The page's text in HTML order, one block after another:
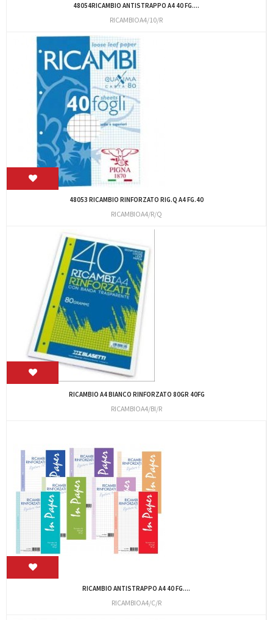
48054RICAMBIO ANTISTRAPPO A4 40 FG....
RICAMBIOA4/10/R
48053 RICAMBIO RINFORZATO RIG.Q A4 FG.40
RICAMBIOA4/R/Q
RICAMBIO A4 BIANCO RINFORZATO 80GR 40FG
RICAMBIOA4/BI/R
RICAMBIO ANTISTRAPPO A4 40 FG....
RICAMBIOA4/C/R